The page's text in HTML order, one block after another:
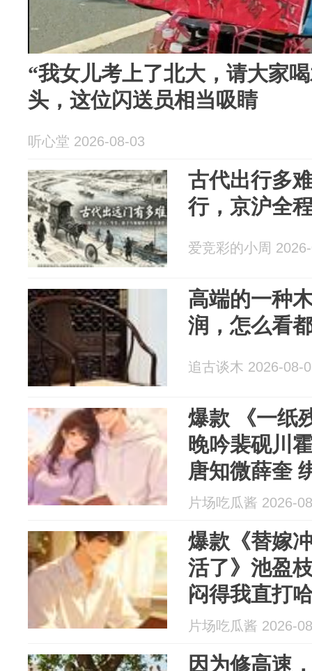
“我女儿考上了北大，请大家
头，这位闪送员相当吸睛
听心堂 2026-08-03
古代出行多
行，京沪全
爱竞彩的小周
高端的一种
润，怎么看
追古谈木 2026-08-
爆款 《一纸
晚吟裴砚川
唐知微薛奎
刻，门外传
片场吃瓜酱 2026-
爆款《替嫁
活了》池盈
闷得我直打
片场吃瓜酱 2026-
因为修高速